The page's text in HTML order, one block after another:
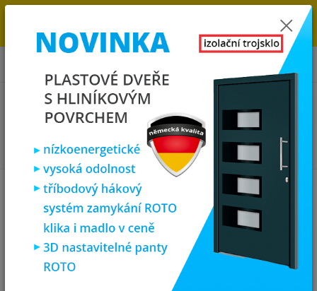
OBJEDNÁVKOU. MÁME 7 000 OKEN A DVEŘÍ SKLADEM U NÁS V
KLATOVECH.
0
0,00 Kč
Plastová okna Okna PREMIUM (6 komor)
sklopné
uvedené rozměry jsou vždy šířka x výška
NEOBSAHUJÍPODPARAPETNÍ LIŠTY <